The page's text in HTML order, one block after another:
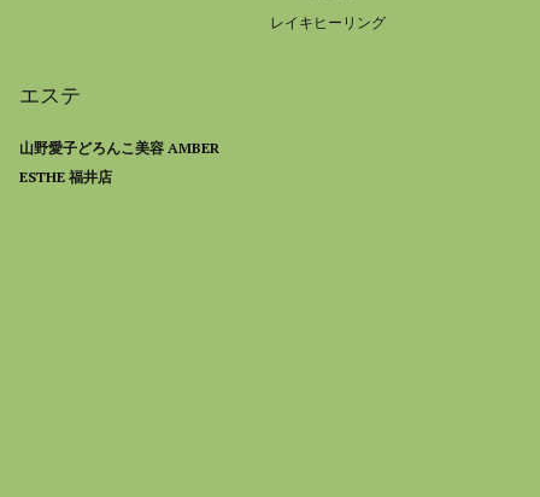
レイキヒーリング
エステ
山野愛子どろんこ美容 AMBER
ESTHE 福井店